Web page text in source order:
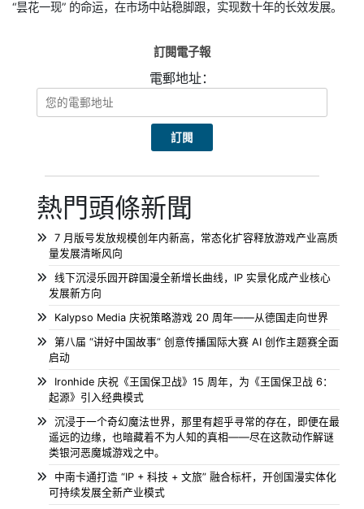
“昙花一现” 的命运，在市场中站稳脚跟，实现数十年的长效发展。
訂閱電子報
電郵地址：
熱門頭條新聞
7 月版号发放规模创年内新高，常态化扩容释放游戏产业高质
量发展清晰风向
线下沉浸乐园开辟国漫全新增长曲线，IP 实景化成产业核心
发展新方向
Kalypso Media 庆祝策略游戏 20 周年——从德国走向世界
第八届 “讲好中国故事” 创意传播国际大赛 AI 创作主题赛全面
启动
Ironhide 庆祝《王国保卫战》15 周年，为《王国保卫战 6：
起源》引入经典模式
沉浸于一个奇幻魔法世界，那里有超乎寻常的存在，即便在最
遥远的边缘，也暗藏着不为人知的真相——尽在这款动作解谜
类银河恶魔城游戏之中。
中南卡通打造 “IP + 科技 + 文旅” 融合标杆，开创国漫实体化
可持续发展全新产业模式